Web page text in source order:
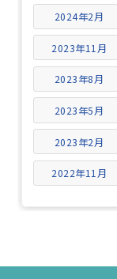
2024年2月
2023年11月
2023年8月
2023年5月
2023年2月
2022年11月